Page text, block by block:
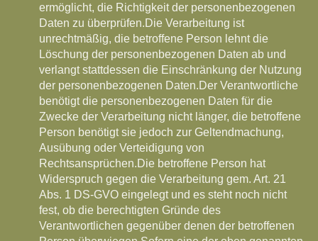
ermöglicht, die Richtigkeit der personenbezogenen
Daten zu überprüfen.Die Verarbeitung ist
unrechtmäßig, die betroffene Person lehnt die
Löschung der personenbezogenen Daten ab und
verlangt stattdessen die Einschränkung der Nutzung
der personenbezogenen Daten.Der Verantwortliche
benötigt die personenbezogenen Daten für die
Zwecke der Verarbeitung nicht länger, die betroffene
Person benötigt sie jedoch zur Geltendmachung,
Ausübung oder Verteidigung von
Rechtsansprüchen.Die betroffene Person hat
Widerspruch gegen die Verarbeitung gem. Art. 21
Abs. 1 DS-GVO eingelegt und es steht noch nicht
fest, ob die berechtigten Gründe des
Verantwortlichen gegenüber denen der betroffenen